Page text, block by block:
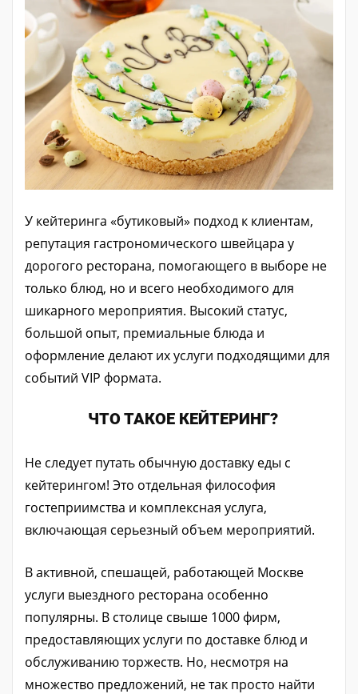
У кейтеринга «бутиковый» подход к клиентам,
репутация гастрономического швейцара у
дорогого ресторана, помогающего в выборе не
только блюд, но и всего необходимого для
шикарного мероприятия. Высокий статус,
большой опыт, премиальные блюда и
оформление делают их услуги подходящими для
событий VIP формата.
ЧТО ТАКОЕ КЕЙТЕРИНГ?
Не следует путать обычную доставку еды с
кейтерингом! Это отдельная философия
гостеприимства и комплексная услуга,
включающая серьезный объем мероприятий.
В активной, спешащей, работающей Москве
услуги выездного ресторана особенно
популярны. В столице свыше 1000 фирм,
предоставляющих услуги по доставке блюд и
обслуживанию торжеств. Но, несмотря на
множество предложений, не так просто найти